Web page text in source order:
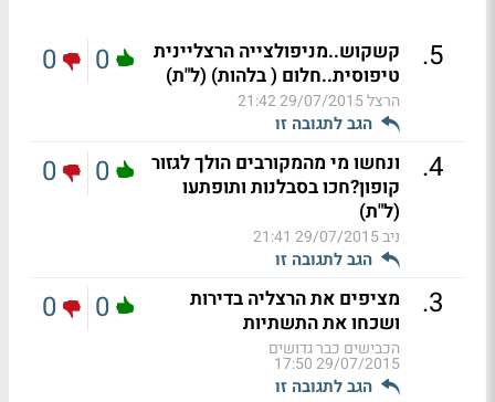
5
.
קשקוש..מניפולצייה הרצליינית
טיפוסית..חלום ( בלהות) (ל"ת)
הרצל29/07/2015 21:42
הגב לתגובה זו
0
0
4
.
ונחשו מי מהמקורבים הולך לגזור
קופון?חכו בסבלנות ותופתעו
(ל"ת)
ניב29/07/2015 21:41
הגב לתגובה זו
0
0
3
.
מציפים את הרצליה בדירות
ושכחו את התשתיות
הכבישים כבר גדושים
29/07/2015 17:50
הגב לתגובה זו
0
0